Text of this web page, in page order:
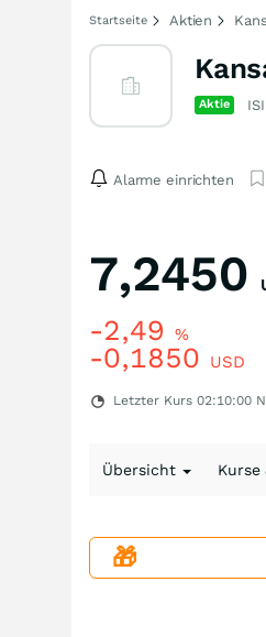
Startseite Aktien
Aktie
Alarme einrichten
7,2450
-2,49 %
-0,1850 USD
Letzter Kurs 02:10:00
Übersicht Kurse
🎁